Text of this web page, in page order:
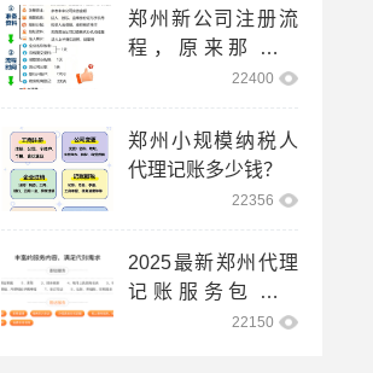
郑州新公司注册流
程，原来那么简
22400
郑州小规模纳税人
代理记账多少钱？
22356
2025最新郑州代理
记账服务包含哪
22150